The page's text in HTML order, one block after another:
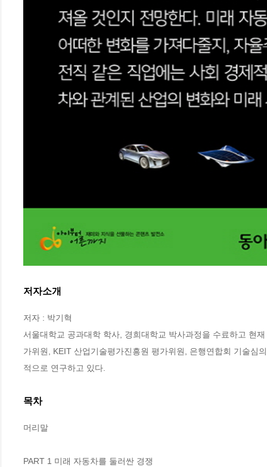
저자소개
저자 : 박기혁
서울대학교 공과대학 학사, 경희대학교 박사과정을 수료하고 현
가위원, KEIT 산업기술평가진흥원 평가위원, 은행연합회 기술심
적으로 연구하고 있다.
목차
머리말
PART 1 미래 자동차를 둘러싼 경쟁